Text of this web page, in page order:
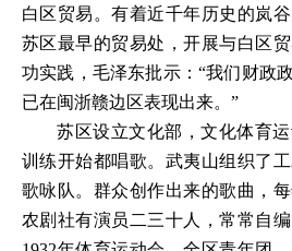
白区贸易。有着近千年历史的岚
苏区最早的贸易处，开展与白区
功实践，毛泽东批示：“我们财政
已在闽浙赣边区表现出来。”
苏区设立文化部，文化体育
训练开始都唱歌。武夷山组织了
歌咏队。群众创作出来的歌曲，
农剧社有演员二三十人，常常自